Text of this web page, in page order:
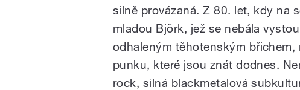
silně provázaná. Z 80. let, kdy na
mladou Björk, jež se nebála
odhaleným těhotenským
punku, které jsou znát dodnes.
rock, silná blackmetalová